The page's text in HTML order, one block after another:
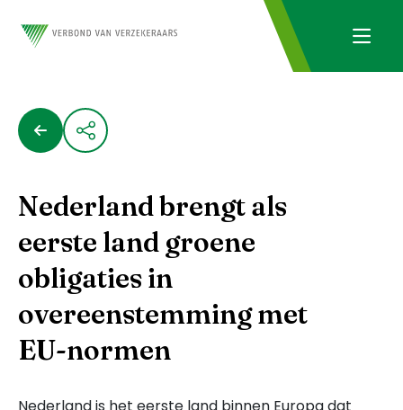
Nederland brengt als
eerste land groene
obligaties in
overeenstemming met
EU-normen